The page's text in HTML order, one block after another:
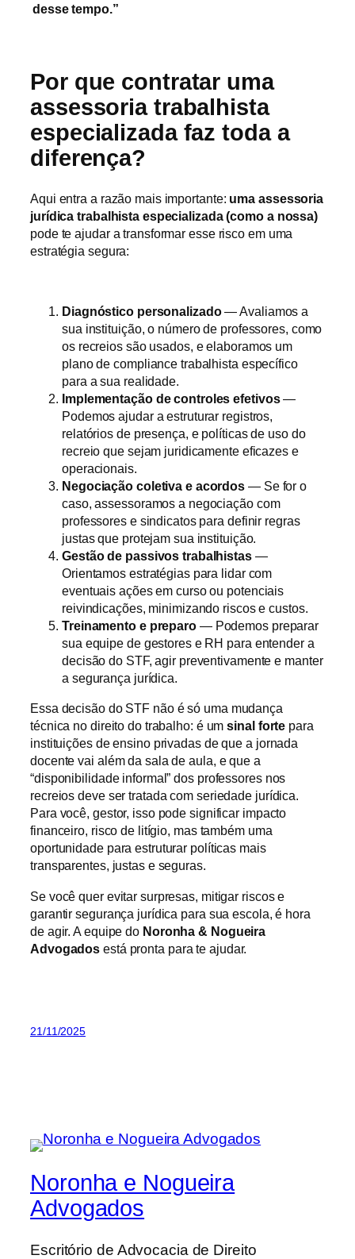
desse tempo.”
Por que contratar uma
assessoria trabalhista
especializada faz toda a
diferença?
Aqui entra a razão mais importante: uma assessoria
jurídica trabalhista especializada (como a nossa)
pode te ajudar a transformar esse risco em uma
estratégia segura:
Diagnóstico personalizado— Avaliamos a
sua instituição, o número de professores, como
os recreios são usados, e elaboramos um
plano de compliance trabalhista específico
para a sua realidade.
Implementação de controles efetivos—
Podemos ajudar a estruturar registros,
relatórios de presença, e políticas de uso do
recreio que sejam juridicamente eficazes e
operacionais.
Negociação coletiva e acordos — Se for o
caso, assessoramos a negociação com
professores e sindicatos para definir regras
justas que protejam sua instituição.
Gestão de passivos trabalhistas—
Orientamos estratégias para lidar com
eventuais ações em curso ou potenciais
reivindicações, minimizando riscos e custos.
Treinamento e preparo— Podemos preparar
sua equipe de gestores e RH para entender a
decisão do STF, agir preventivamente e manter
a segurança jurídica.
Essa decisão do STF não é só uma mudança
técnica no direito do trabalho: é umsinal forte para
instituições de ensino privadas de que a jornada
docente vai além da sala de aula, e que a
“disponibilidade informal” dos professores nos
recreios deve ser tratada com seriedade jurídica.
Para você, gestor, isso pode significar impacto
financeiro, risco de litígio, mas também uma
oportunidade para estruturar políticas mais
transparentes, justas e seguras.
Se você quer evitar surpresas, mitigar riscos e
garantir segurança jurídica para sua escola, é hora
de agir. A equipe do Noronha & Nogueira
Advogados está pronta para te ajudar.
21/11/2025
Noronha e Nogueira
Advogados
Escritório de Advocacia de Direito